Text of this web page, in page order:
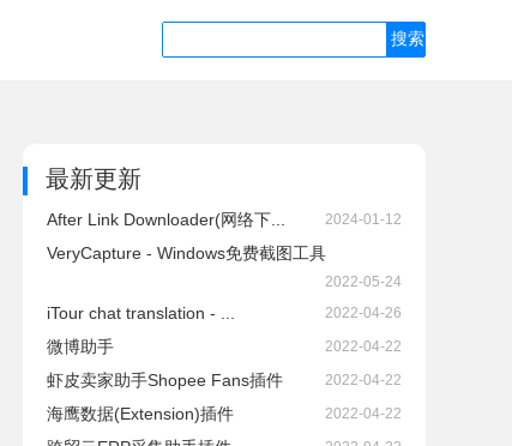
最新更新
After Link Downloader(网络下... 2024-01-12
VeryCapture - Windows免费截图工具
2022-05-24
iTour chat translation - ... 2022-04-26
微博助手 2022-04-22
虾皮卖家助手Shopee Fans插件 2022-04-22
海鹰数据(Extension)插件 2022-04-22